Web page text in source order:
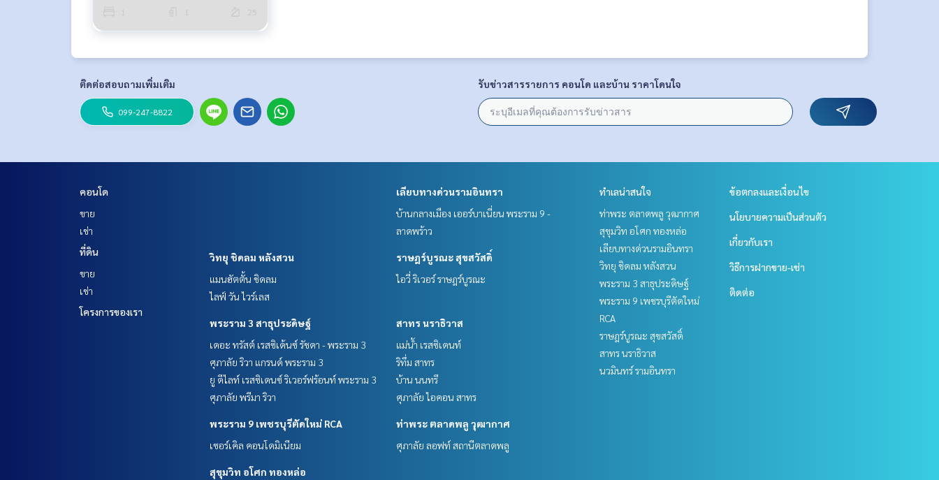
25
ติดต่อสอบถามเพิ่มเติม
099-247-8822
รับข่าวสารรายการ คอนโด และบ้าน ราคาโดนใจ
คอนโด
ขาย
เช่า
ที่ดิน
ขาย
เช่า
โครงการของเรา
เลียบทางด่วนรามอินทรา
บ้านกลางเมือง เออร์บาเนี่ยน พระราม 9 -
ลาดพร้าว
วิทยุ ชิดลม หลังสวน
แมนฮัตตั้น ชิดลม
ไลฟ์ วัน ไวร์เลส
ราษฎร์บูรณะ สุขสวัสดิ์
ไอวี่ ริเวอร์ ราษฎร์บูรณะ
พระราม 3 สาธุประดิษฐ์
เดอะ ทรัสต์ เรสซิเด้นซ์ รัชดา - พระราม 3
ศุภาลัย ริวา แกรนด์ พระราม 3
ยู ดีไลท์ เรสซิเดนซ์ ริเวอร์ฟร้อนท์ พระราม 3
ศุภาลัย พรีมา ริวา
สาทร นราธิวาส
แม่น้ำ เรสซิเดนท์
ริทึ่ม สาทร
บ้าน นนทรี
ศุภาลัย ไอคอน สาทร
พระราม 9 เพชรบุรีตัดใหม่ RCA
เซอร์เคิล คอนโดมิเนียม
ท่าพระ ตลาดพลู วุฒากาศ
ศุภาลัย ลอฟท์ สถานีตลาดพลู
สุขุมวิท อโศก ทองหล่อ
ทำเลน่าสนใจ
ท่าพระ ตลาดพลู วุฒากาศ
สุขุมวิท อโศก ทองหล่อ
เลียบทางด่วนรามอินทรา
วิทยุ ชิดลม หลังสวน
พระราม 3 สาธุประดิษฐ์
พระราม 9 เพชรบุรีตัดใหม่
RCA
ราษฎร์บูรณะ สุขสวัสดิ์
สาทร นราธิวาส
นวมินทร์ รามอินทรา
ข้อตกลงและเงื่อนไข
นโยบายความเป็นส่วนตัว
เกี่ยวกับเรา
วิธีการฝากขาย-เช่า
ติดต่อ